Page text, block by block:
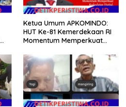
Ketua Umum APKOMINDO:
HUT Ke-81 Kemerdekaan RI
Momentum Memperkuat
Teknologi, dan Kepastian
Hukum Menuju Indonesia
Emas 2045